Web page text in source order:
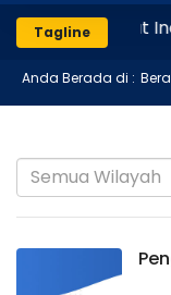
Tagline
Mencatat
Anda Berada di :
Semua Wilayah